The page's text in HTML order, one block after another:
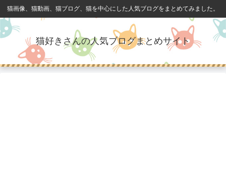
猫画像、猫動画、猫ブログ、猫を中心にした人気ブログをまとめてみました。
猫好きさんの人気ブログまとめサイト